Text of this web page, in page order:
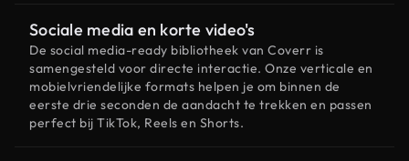
Sociale media en korte video's
De social media-ready bibliotheek van Coverr is
samengesteld voor directe interactie. Onze verticale en
mobielvriendelijke formats helpen je om binnen de
eerste drie seconden de aandacht te trekken en passen
perfect bij TikTok, Reels en Shorts.